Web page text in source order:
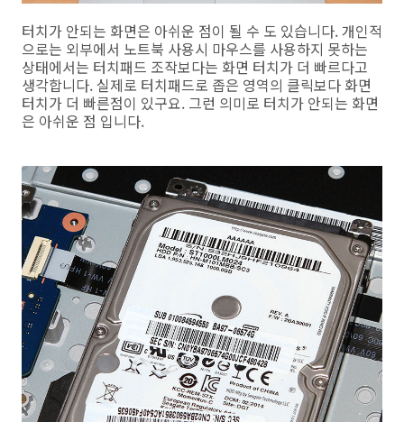
터치가 안되는 화면은 아쉬운 점이 될 수 도 있습니다. 개인적
으로는 외부에서 노트북 사용시 마우스를 사용하지 못하는
상태에서는 터치패드 조작보다는 화면 터치가 더 빠르다고
생각합니다. 실제로 터치패드로 좁은 영역의 클릭보다 화면
터치가 더 빠른점이 있구요. 그런 의미로 터치가 안되는 화면
은 아쉬운 점 입니다.